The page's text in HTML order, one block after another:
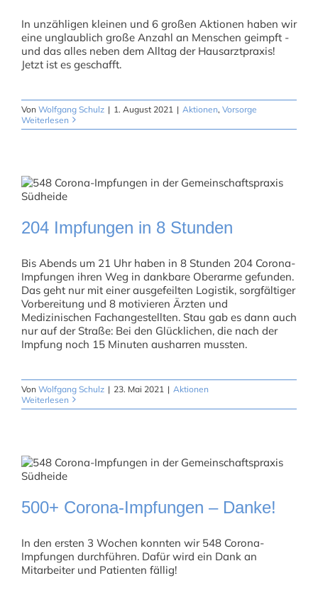
In unzähligen kleinen und 6 großen Aktionen haben wir
eine unglaublich große Anzahl an Menschen geimpft -
und das alles neben dem Alltag der Hausarztpraxis!
Jetzt ist es geschafft.
Von Wolfgang Schulz | 1. August 2021 | Aktionen, Vorsorge
Weiterlesen
204 Impfungen in 8 Stunden
Bis Abends um 21 Uhr haben in 8 Stunden 204 Corona-
Impfungen ihren Weg in dankbare Oberarme gefunden.
Das geht nur mit einer ausgefeilten Logistik, sorgfältiger
Vorbereitung und 8 motivieren Ärzten und
Medizinischen Fachangestellten. Stau gab es dann auch
nur auf der Straße: Bei den Glücklichen, die nach der
Impfung noch 15 Minuten ausharren mussten.
Von Wolfgang Schulz | 23. Mai 2021 | Aktionen
Weiterlesen
500+ Corona-Impfungen – Danke!
In den ersten 3 Wochen konnten wir 548 Corona-
Impfungen durchführen. Dafür wird ein Dank an
Mitarbeiter und Patienten fällig!